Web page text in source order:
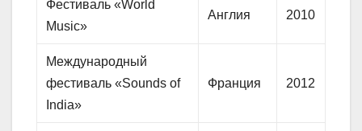
Фестиваль «World
Music»
Англия 2010
Международный
фестиваль «Sounds of
India»
Франция 2012